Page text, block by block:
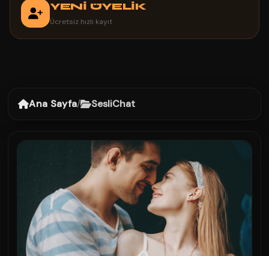
YENİ ÜYELİK
Ücretsiz hızlı kayıt
Ana Sayfa/ SesliChat